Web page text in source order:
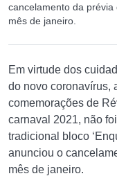
cancelamento da
mês de janeiro.
Em virtude dos
do novo coronavírus,
comemorações de
carnaval 2021, não
tradicional bloco
anunciou o
mês de janeiro.